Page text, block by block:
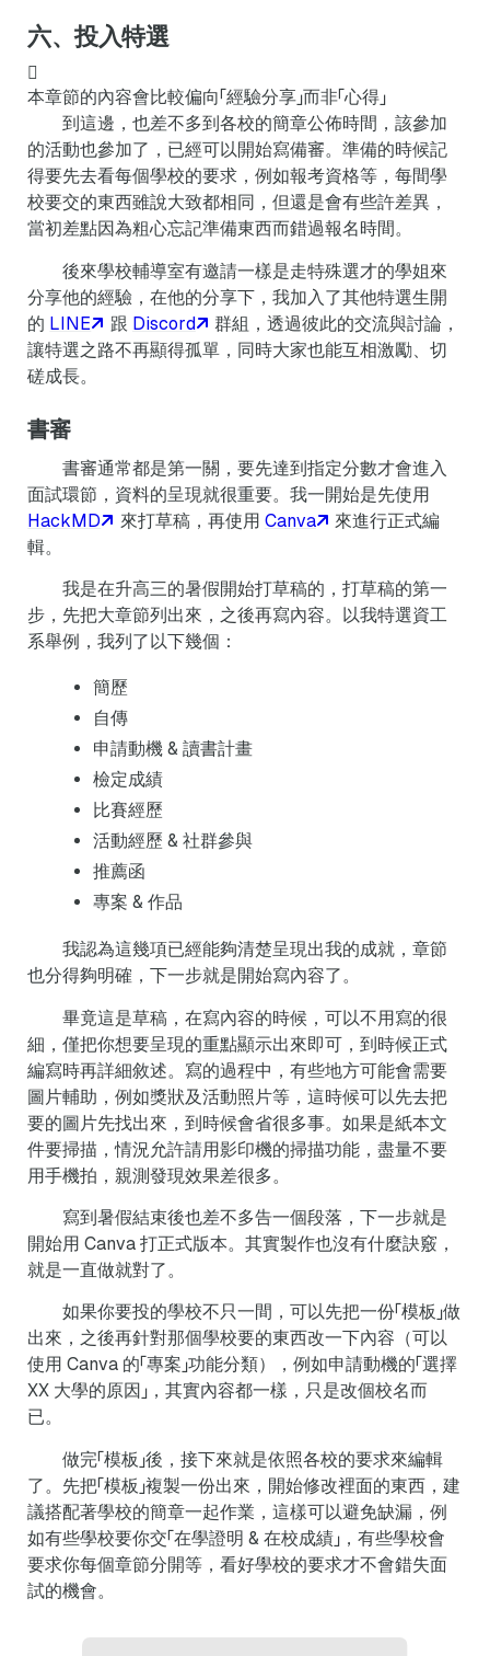
六、投入特選
本章節的內容會比較偏向「經驗分享」而非「心得」
到這邊，也差不多到各校的簡章公佈時間，該參加
的活動也參加了，已經可以開始寫備審。準備的時候記
得要先去看每個學校的要求，例如報考資格等，每間學
校要交的東西雖說大致都相同，但還是會有些許差異，
當初差點因為粗心忘記準備東西而錯過報名時間。
後來學校輔導室有邀請一樣是走特殊選才的學姐來
分享他的經驗，在他的分享下，我加入了其他特選生開
的 LINE 跟 Discord
群組，透過彼此的交流與討論，
讓特選之路不再顯得孤單，同時大家也能互相激勵、切
磋成長。
書審
書審通常都是第一關，要先達到指定分數才會進入
面試環節，資料的呈現就很重要。我一開始是先使用
HackMD
來打草稿，再使用 Canva
來進行正式編
輯。
我是在升高三的暑假開始打草稿的，打草稿的第一
步，先把大章節列出來，之後再寫內容。以我特選資工
系舉例，我列了以下幾個：
簡歷
自傳
申請動機 & 讀書計畫
檢定成績
比賽經歷
活動經歷 & 社群參與
推薦函
專案 & 作品
我認為這幾項已經能夠清楚呈現出我的成就，章節
也分得夠明確，下一步就是開始寫內容了。
畢竟這是草稿，在寫內容的時候，可以不用寫的很
細，僅把你想要呈現的重點顯示出來即可，到時候正式
編寫時再詳細敘述。寫的過程中，有些地方可能會需要
圖片輔助，例如獎狀及活動照片等，這時候可以先去把
要的圖片先找出來，到時候會省很多事。如果是紙本文
件要掃描，情況允許請用影印機的掃描功能，盡量不要
用手機拍，親測發現效果差很多。
寫到暑假結束後也差不多告一個段落，下一步就是
開始用 Canva 打正式版本。其實製作也沒有什麼訣竅，
就是一直做就對了。
如果你要投的學校不只一間，可以先把一份「模板」做
出來，之後再針對那個學校要的東西改一下內容（可以
使用 Canva 的「專案」功能分類），例如申請動機的「選擇
XX 大學的原因」，其實內容都一樣，只是改個校名而
已。
做完「模板」後，接下來就是依照各校的要求來編輯
了。先把「模板」複製一份出來，開始修改裡面的東西，建
議搭配著學校的簡章一起作業，這樣可以避免缺漏，例
如有些學校要你交「在學證明 & 在校成績」，有些學校會
要求你每個章節分開等，看好學校的要求才不會錯失面
試的機會。